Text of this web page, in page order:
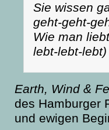
Sie wissen
geht-geht-
Wie man
lebt-lebt-lebt)
Earth, Wind &
des Hamburger
und ewigen